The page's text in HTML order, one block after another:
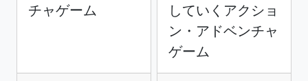
チャゲーム
していくアクショ
ン・アドベンチャ
ゲーム